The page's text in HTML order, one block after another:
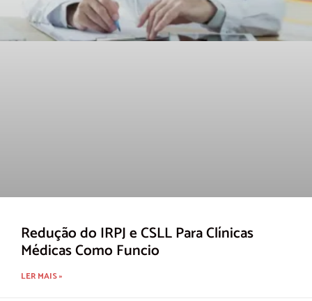
Redução do IRPJ e CSLL Para Clínicas
Médicas Como Funcio
LER MAIS »